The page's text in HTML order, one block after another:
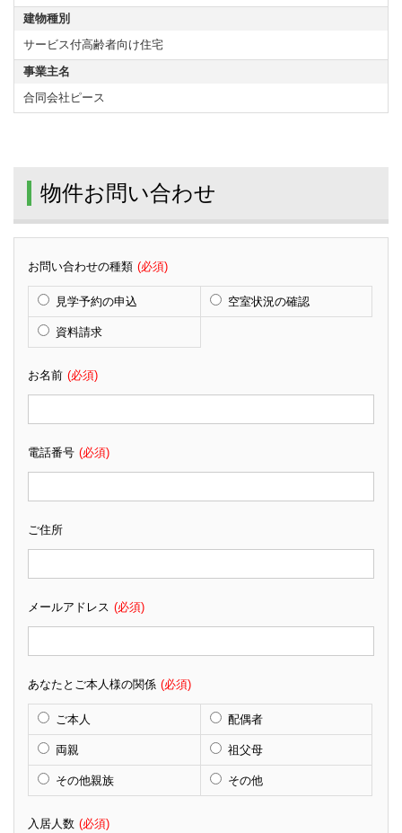
建物種別
サービス付高齢者向け住宅
事業主名
合同会社ピース
物件お問い合わせ
お問い合わせの種類 (必須)
見学予約の申込 空室状況の確認
資料請求
お名前 (必須)
電話番号 (必須)
ご住所
メールアドレス (必須)
あなたとご本人様の関係 (必須)
ご本人 配偶者
両親 祖父母
その他親族 その他
入居人数 (必須)